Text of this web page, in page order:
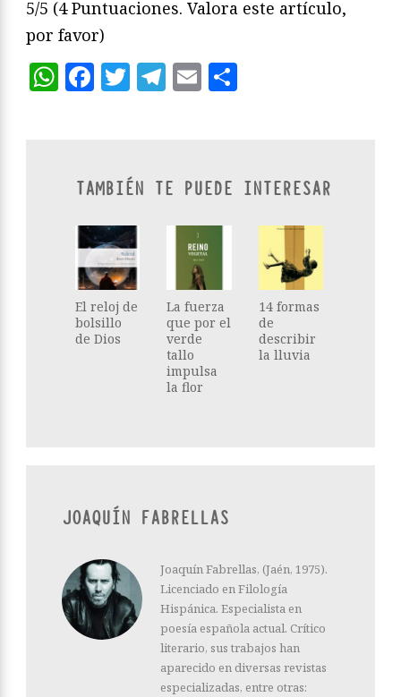
5/5 (4 Puntuaciones. Valora este artículo,
por favor)
WhatsApp
Facebook
Twitter
Telegram
Email
TAMBIÉN TE PUEDE INTERESAR
El reloj de
bolsillo
de Dios
La fuerza
que por el
verde
tallo
impulsa
la flor
14 formas
de
describir
la lluvia
JOAQUÍN FABRELLAS
Joaquín Fabrellas, (Jaén, 1975).
Licenciado en Filología
Hispánica. Especialista en
poesía española actual. Crítico
literario, sus trabajos han
aparecido en diversas revistas
especializadas, entre otras: